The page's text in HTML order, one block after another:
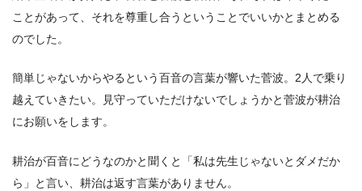
ことがあって、それを尊重し合うということでいいかとまとめる
のでした。
簡単じゃないからやるという百音の言葉が響いた菅波。2人で乗り
越えていきたい。見守っていただけないでしょうかと菅波が耕治
にお願いをします。
耕治が百音にどうなのかと聞くと「私は先生じゃないとダメだか
ら」と言い、耕治は返す言葉がありません。